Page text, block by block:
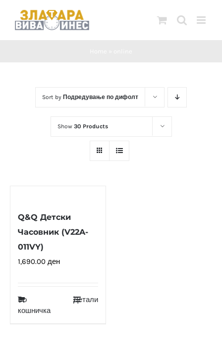
Sort by Подредување по дифолт
Show 30 Products
Q&Q Детски
Часовник (V22A-
011VY)
1,690.00 ден
Во
кошничка
Детали